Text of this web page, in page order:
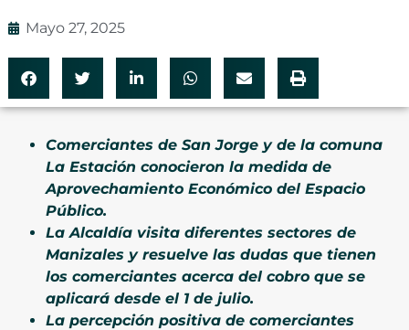
Mayo 27, 2025
Comerciantes de San Jorge y de la comuna
La Estación conocieron la medida de
Aprovechamiento Económico del Espacio
Público.
La Alcaldía visita diferentes sectores de
Manizales y resuelve las dudas que tienen
los comerciantes acerca del cobro que se
aplicará desde el 1 de julio.
La percepción positiva de comerciantes